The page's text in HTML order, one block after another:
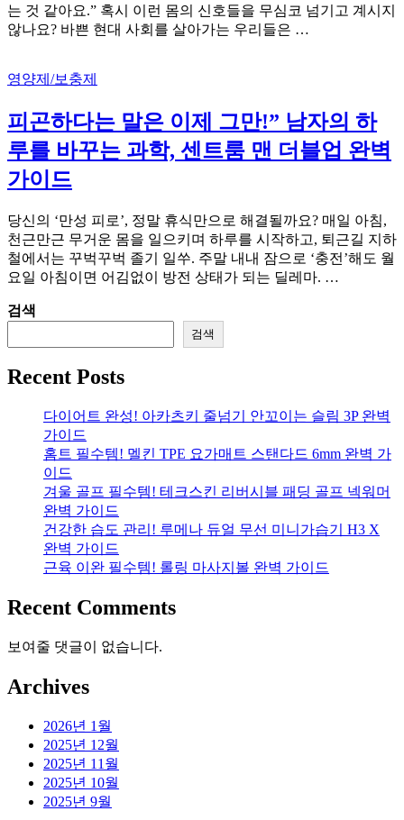
는 것 같아요.” 혹시 이런 몸의 신호들을 무심코 넘기고 계시지
않나요? 바쁜 현대 사회를 살아가는 우리들은 …
영양제/보충제
피곤하다는 말은 이제 그만!” 남자의 하
루를 바꾸는 과학, 센트룸 맨 더블업 완벽
가이드
당신의 ‘만성 피로’, 정말 휴식만으로 해결될까요? 매일 아침,
천근만근 무거운 몸을 일으키며 하루를 시작하고, 퇴근길 지하
철에서는 꾸벅꾸벅 졸기 일쑤. 주말 내내 잠으로 ‘충전’해도 월
요일 아침이면 어김없이 방전 상태가 되는 딜레마. …
검색
검색
Recent Posts
다이어트 완성! 아카츠키 줄넘기 안꼬이는 슬림 3P 완벽
가이드
홈트 필수템! 멜킨 TPE 요가매트 스탠다드 6mm 완벽 가
이드
겨울 골프 필수템! 테크스킨 리버시블 패딩 골프 넥워머
완벽 가이드
건강한 습도 관리! 루메나 듀얼 무선 미니가습기 H3 X
완벽 가이드
근육 이완 필수템! 롤링 마사지볼 완벽 가이드
Recent Comments
보여줄 댓글이 없습니다.
Archives
2026년 1월
2025년 12월
2025년 11월
2025년 10월
2025년 9월